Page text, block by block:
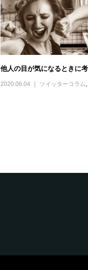
他人の目が気になるときに
2020.06.04 ツイッターコラム